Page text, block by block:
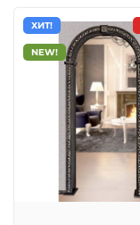
ХИТ!
NEW!